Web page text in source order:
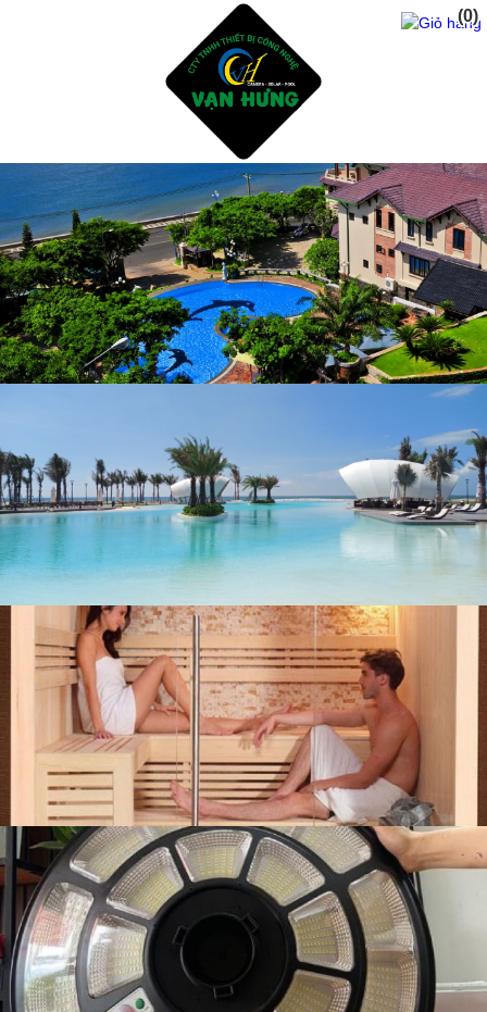
Trang Chủ
Giới Thiệu
Dịch vụ
Sản Phẩm
Tư Vấn Thiết Kế Xây Dụng Hồ Bơi
Thiết Bị Và Phụ Kiện Hồ Bơi
Hóa Chất Xữ Lý Nước Hồ Bơi
Dịch Vụ Chăm Sóc Hồ Bơi
Thiết Kế Phòng Tắm sauna - steam bath
Tư Vấn Thiết Kế Xây Dụng Hồ CáKoi - Thiết Bị Lọc
Phụ Gia Chống Thấm Hồ Bơi - Hồ CáKoi
Dự Án
liên hệ
(0)